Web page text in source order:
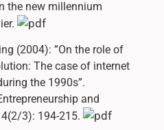
the new millennium
(2004): ”On the role of
The case of internet
the 1990s”.
and
3): 194-215.